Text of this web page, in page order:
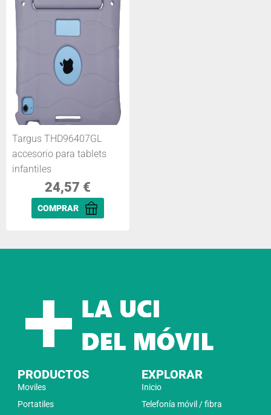
Targus THD96407GL
accesorio para tablets
infantiles
24,57 €
COMPRAR
PRODUCTOS
Moviles
Portatiles
EXPLORAR
Inicio
Telefonía móvil / fibra